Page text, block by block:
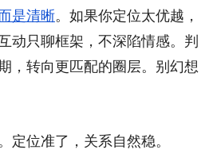
是清晰。如果你定位太优越，
动只聊框架，不深陷情感。判
，转向更匹配的圈层。别幻想
位准了，关系自然稳。